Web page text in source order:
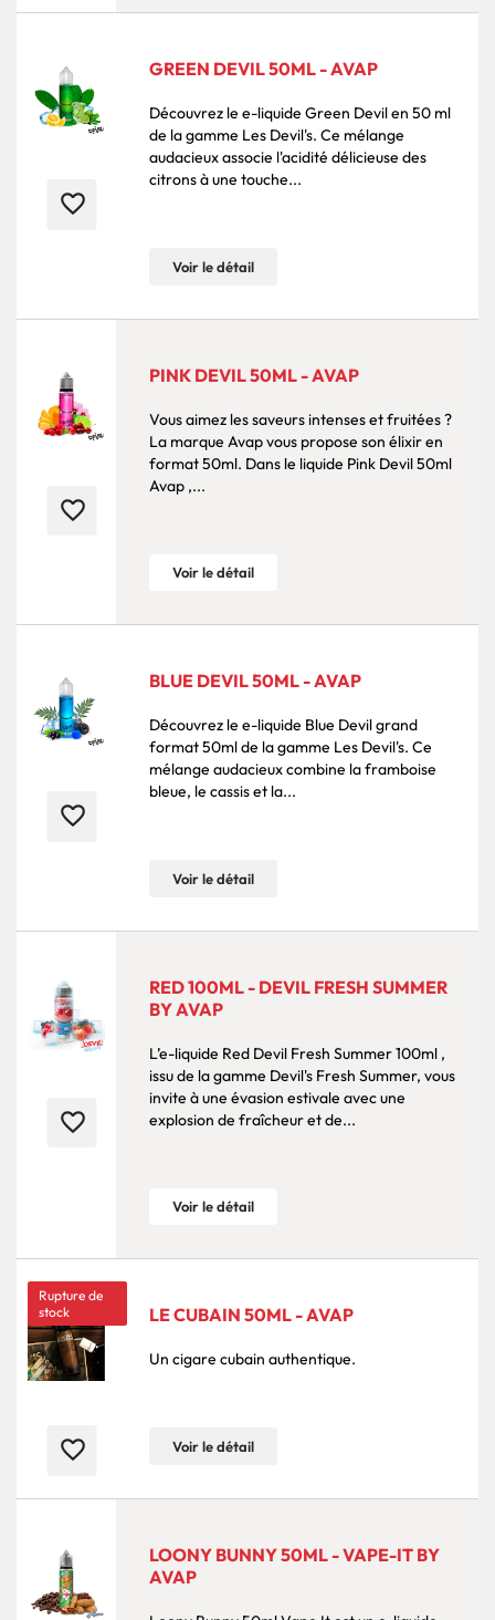
favorite_border
GREEN DEVIL 50ML - AVAP
Découvrez le e-liquide Green Devil en 50 ml
de la gamme Les Devil's. Ce mélange
audacieux associe l'acidité délicieuse des
citrons à une touche...
Voir le détail
favorite_border
PINK DEVIL 50ML - AVAP
Vous aimez les saveurs intenses et fruitées ?
La marque Avap vous propose son élixir en
format 50ml. Dans le liquide Pink Devil 50ml
Avap ,...
Voir le détail
favorite_border
BLUE DEVIL 50ML - AVAP
Découvrez le e-liquide Blue Devil grand
format 50ml de la gamme Les Devil's. Ce
mélange audacieux combine la framboise
bleue, le cassis et la...
Voir le détail
favorite_border
RED 100ML - DEVIL FRESH SUMMER
BY AVAP
L’e-liquide Red Devil Fresh Summer 100ml ,
issu de la gamme Devil's Fresh Summer, vous
invite à une évasion estivale avec une
explosion de fraîcheur et de...
Voir le détail
Rupture de
stock
favorite_border
LE CUBAIN 50ML - AVAP
Un cigare cubain authentique.
Voir le détail
LOONY BUNNY 50ML - VAPE-IT BY
AVAP